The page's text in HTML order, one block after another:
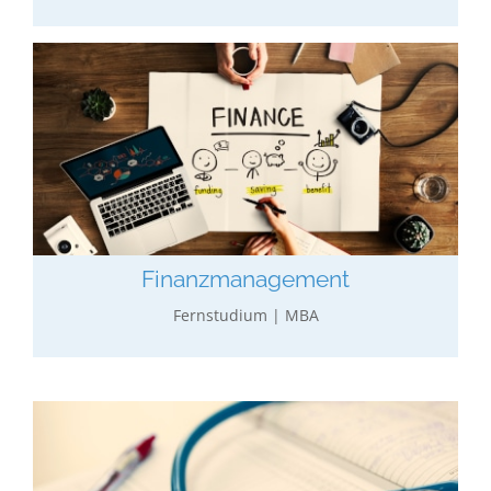
Finanz­­management
Fernstudium | MBA
Finanz­­­management
Wirtschaftliches Basisstudium gekoppelt mit einer
Ausbildung in Controlling, Rechnungswesen sowie
Bank- & Versicherungs-wesen.
mehr erfahren…